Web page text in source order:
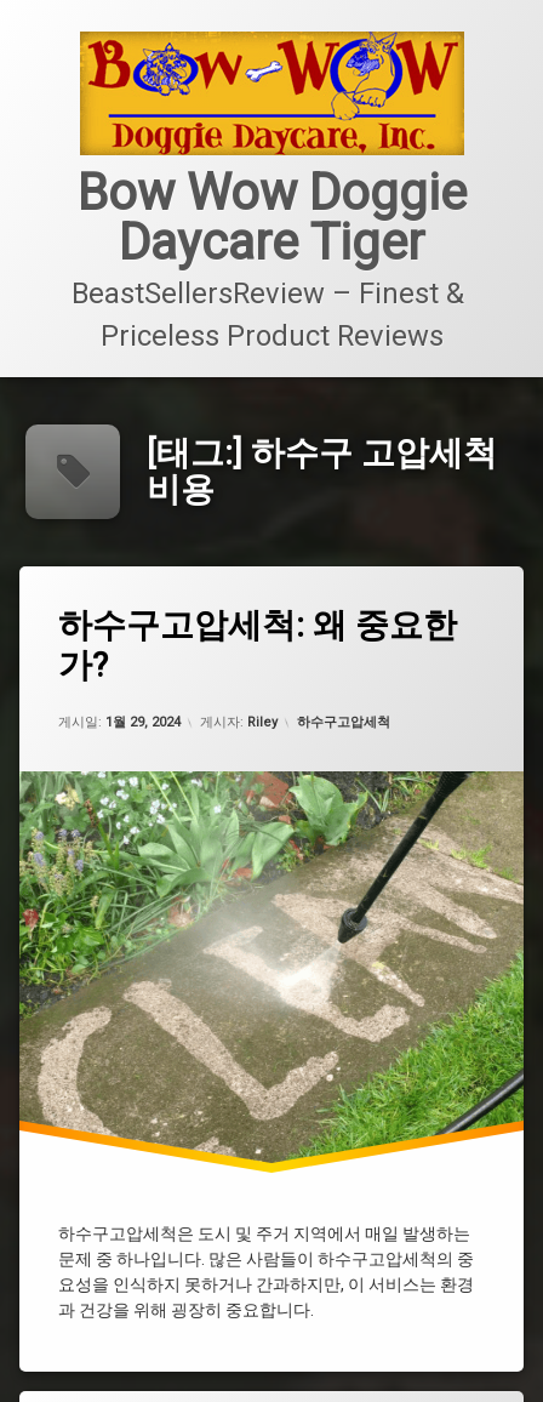
Bow Wow Doggie
Daycare Tiger
BeastSellersReview – Finest &
Priceless Product Reviews
[태그:] 하수구 고압세척
비용
하수구고압세척: 왜 중요한
가?
게시일: 1월 29, 2024
업데이트 날짜: 5월 7, 2026
게시자: Riley 카테고리:
하수구고압세척
하수구고압세척은 도시 및 주거 지역에서 매일 발생하는
문제 중 하나입니다. 많은 사람들이 하수구고압세척의 중
요성을 인식하지 못하거나 간과하지만, 이 서비스는 환경
과 건강을 위해 굉장히 중요합니다.
비
용
하
수
구
고
압
세
척
비
용
하
수
구
고
압